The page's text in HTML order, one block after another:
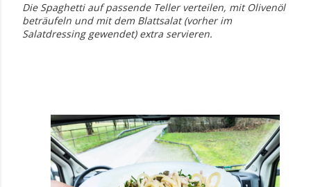
Die Spaghetti auf passende Teller verteilen, mit Olivenöl
beträufeln und mit dem Blattsalat (vorher im
Salatdressing gewendet) extra servieren.